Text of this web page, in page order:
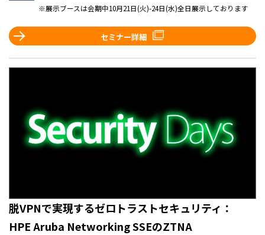
※展示ブースは会期中10月21日(火)-24日(水)全日展示しております
セミナー詳細
脱VPNで実現するゼロトラストセキュリティ：
HPE Aruba Networking SSEのZTNA